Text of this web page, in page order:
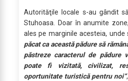
Autorităţile locale s-au gândit
Stuhoasa. Doar în anumite
ales pe marginile acesteia, unde
păcat ca această pădure să
păstreze caracterul de pădure
poate fi vizitată, civilizat,
oportunitate turistică pentru noi“